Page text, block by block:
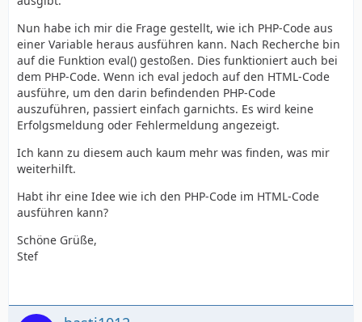
Nun habe ich mir die Frage gestellt, wie ich PHP-Code aus
einer Variable heraus ausführen kann. Nach Recherche bin
auf die Funktion eval() gestoßen. Dies funktioniert auch bei
dem PHP-Code. Wenn ich eval jedoch auf den HTML-Code
ausführe, um den darin befindenden PHP-Code
auszuführen, passiert einfach garnichts. Es wird keine
Erfolgsmeldung oder Fehlermeldung angezeigt.
Ich kann zu diesem auch kaum mehr was finden, was mir
weiterhilft.
Habt ihr eine Idee wie ich den PHP-Code im HTML-Code
ausführen kann?
Schöne Grüße,
Stef